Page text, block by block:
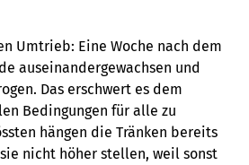
Umtrieb: Eine Woche nach dem
auseinandergewachsen und
Das erschwert es dem
Bedingungen für alle zu
hängen die Tränken bereits
nicht höher stellen, weil sonst